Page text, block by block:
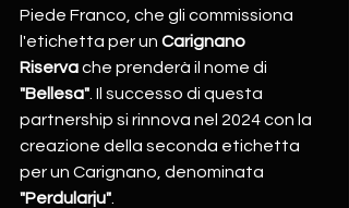
Piede Franco, che gli commissiona
l'etichetta per un Carignano
Riserva che prenderà il nome di
"Bellesa" . Il successo di questa
partnership si rinnova nel 2024 con la
creazione della seconda etichetta
per un Carignano, denominata
"Perdularju"